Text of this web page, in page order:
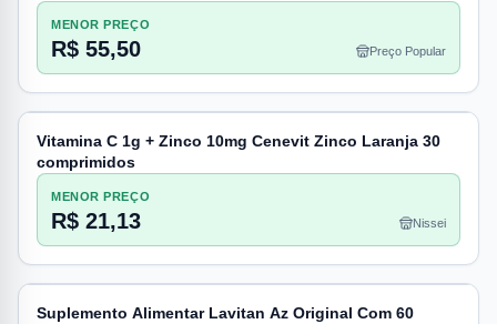
MENOR PREÇO
R$ 55,50 Preço Popular
Vitamina C 1g + Zinco 10mg Cenevit Zinco Laranja 30
comprimidos
MENOR PREÇO
R$ 21,13 Nissei
Suplemento Alimentar Lavitan Az Original Com 60